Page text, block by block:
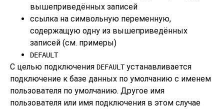
вышеприведённых записей
ссылка на символьную переменную,
содержащую одну из вышеприведённых
записей (см. примеры)
DEFAULT
С целью подключения DEFAULTустанавливается
подключение к базе данных по умолчанию с именем
пользователя по умолчанию. Другое имя
пользователя или имя подключения в этом случае